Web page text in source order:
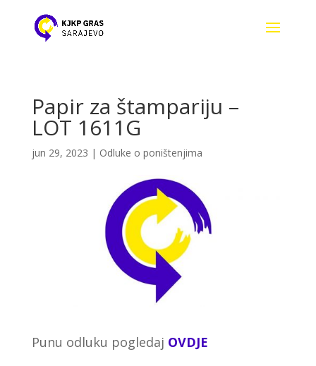
Papir za štampariju –
LOT 1611G
jun 29, 2023 | Odluke o poništenjima
Punu odluku pogledaj OVDJE